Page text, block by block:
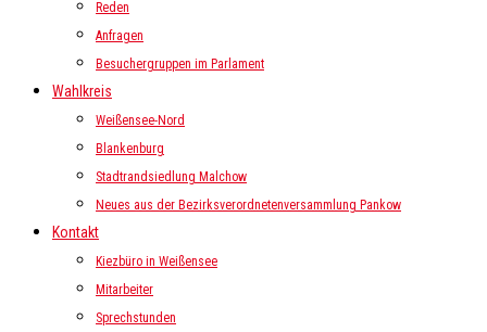
Reden
Anfragen
Besuchergruppen im Parlament
Wahlkreis
Weißensee-Nord
Blankenburg
Stadtrandsiedlung Malchow
Neues aus der Bezirksverordnetenversammlung Pankow
Kontakt
Kiezbüro in Weißensee
Mitarbeiter
Sprechstunden